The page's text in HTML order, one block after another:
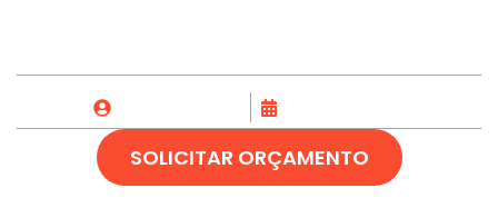
SOLICITAR ORÇAMENTO